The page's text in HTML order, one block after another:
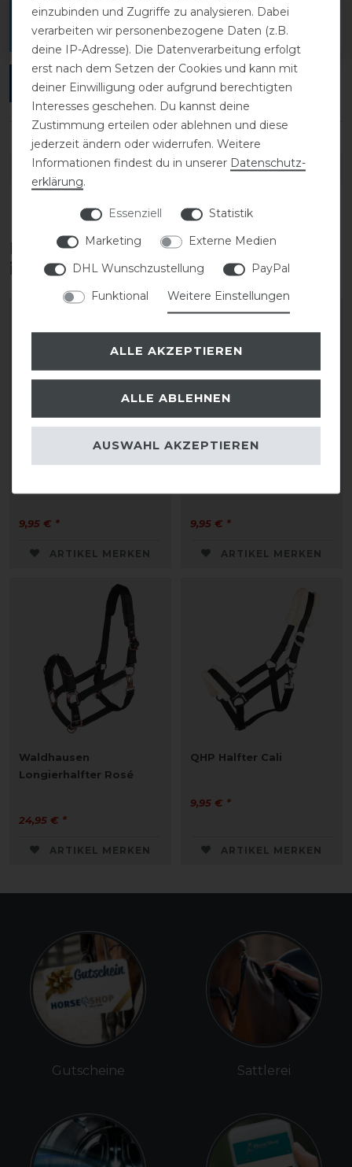
Melde dich an, um eine Kundenrezension zu
verfassen.
ANMELDEN
DETAILS ZUR PRODUKTSICHERHEIT
Diese Produkte könnten dich auch
interessieren
9,95 € *
ARTIKEL MERKEN
9,95 € *
ARTIKEL MERKEN
Waldhausen
Longierhalfter Rosé
24,95 € *
ARTIKEL MERKEN
QHP Halfter Cali
9,95 € *
ARTIKEL MERKEN
Gutscheine Sattlerei
einzubinden und Zugriffe zu analysieren. Dabei
verarbeiten wir personenbezogene Daten (z.B.
deine IP-Adresse). Die Datenverarbeitung erfolgt
erst nach dem Setzen der Cookies und kann mit
deiner Einwilligung oder aufgrund berechtigten
Interesses geschehen. Du kannst deine
Zustimmung erteilen oder ablehnen und diese
jederzeit ändern oder widerrufen. Weitere
Informationen findest du in unserer Daten­schutz­
erklärung.
Essenziell
Statistik
Marketing
Externe Medien
DHL Wunschzustellung
PayPal
Funktional
Weitere Einstellungen
ALLE AKZEPTIEREN
ALLE ABLEHNEN
AUSWAHL AKZEPTIEREN